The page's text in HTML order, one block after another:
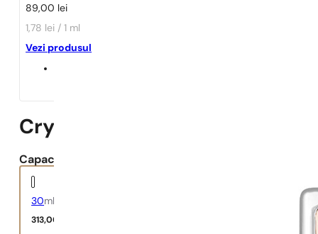
89,00 lei
1,78 lei / 1 ml
Vezi produsul
Crystal Absolu
Capacitate:
30ml
313,00